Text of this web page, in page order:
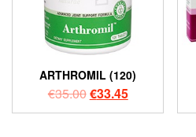
ARTHROMIL (120)
€35.00€33.45